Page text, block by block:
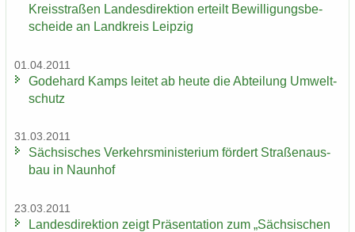
Kreis­stra­ßen Lan­des­di­rek­ti­on er­teilt Be­wil­li­gungs­be­
schei­de an Land­kreis Leip­zig
01.04.2011
Go­de­hard Kamps lei­tet ab heute die Ab­tei­lung Um­welt­
schutz
31.03.2011
Säch­si­sches Ver­kehrs­mi­nis­te­ri­um för­dert Stra­ßen­aus­
bau in Naun­hof
23.03.2011
Lan­des­di­rek­ti­on zeigt Prä­sen­ta­ti­on zum „Säch­si­schen